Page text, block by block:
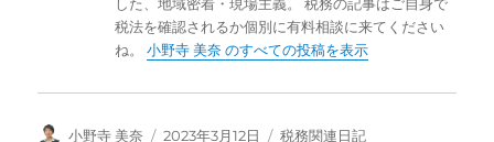
税法を確認されるか個別に有料相談に来てください
ね。小野寺 美奈 のすべての投稿を表示
投
小野寺 美奈
投
2023年3月12日
カ
税務関連日記